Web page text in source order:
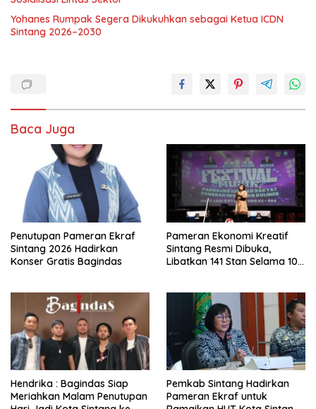
Yohanes Rumpak Segera Dikukuhkan sebagai Ketua ICDN
Sintang 2026–2030
Baca Juga
Penutupan Pameran Ekraf
Sintang 2026 Hadirkan
Konser Gratis Bagindas
Pameran Ekonomi Kreatif
Sintang Resmi Dibuka,
Libatkan 141 Stan Selama 10
Hendrika : Bagindas Siap
Meriahkan Malam Penutupan
Pemkab Sintang Hadirkan
Pameran Ekraf untuk